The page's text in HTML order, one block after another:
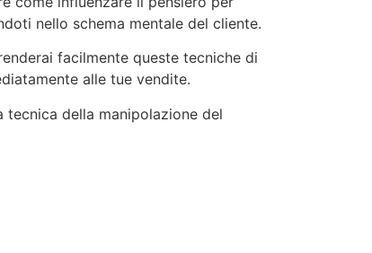
nello schema mentale del cliente.
facilmente queste tecniche di
alle tue vendite.
della manipolazione del